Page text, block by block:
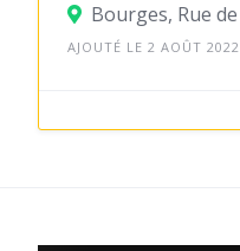
AJOUTÉ LE 2 AOÛT 2022